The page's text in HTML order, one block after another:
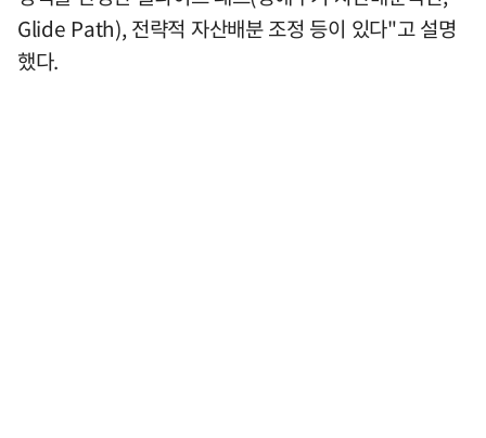
Glide Path), 전략적 자산배분 조정 등이 있다"고 설명
했다.